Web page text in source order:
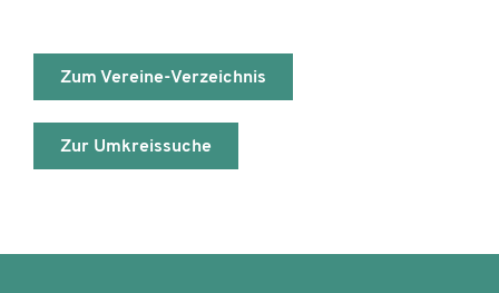
Zum Vereine-Verzeichnis
Zur Umkreissuche